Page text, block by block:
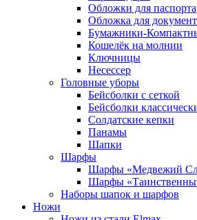
Обложки для паспорта
Обложка для
Бумажники-
Кошелёк на молнии
Ключницы
Несессер
Головные уборы
Бейсболки с сеткой
Бейсболки
Солдатские кепки
Панамы
Шапки
Шарфы
Шарфы «Медвежий
Шарфы
Наборы шапок и шарфов
Ножи